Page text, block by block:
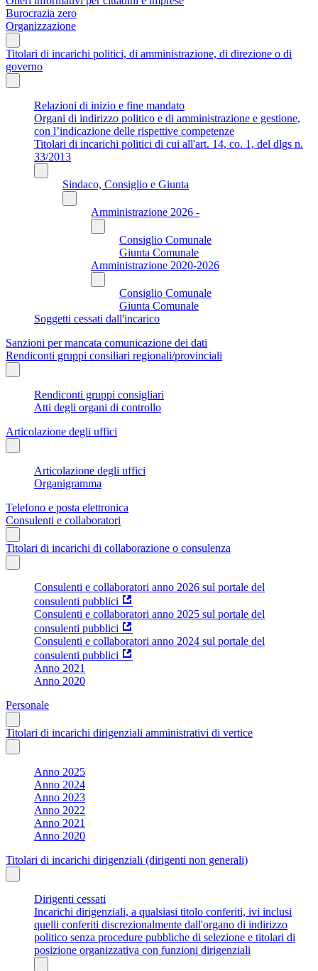
Burocrazia zero
Organizzazione
Titolari di incarichi politici, di amministrazione, di direzione o di
governo
Relazioni di inizio e fine mandato
Organi di indirizzo politico e di amministrazione e gestione,
con l’indicazione delle rispettive competenze
Titolari di incarichi politici di cui all'art. 14, co. 1, del dlgs n.
33/2013
Sindaco, Consiglio e Giunta
Amministrazione 2026 -
Consiglio Comunale
Giunta Comunale
Amministrazione 2020-2026
Consiglio Comunale
Giunta Comunale
Soggetti cessati dall'incarico
Sanzioni per mancata comunicazione dei dati
Rendiconti gruppi consiliari regionali/provinciali
Rendiconti gruppi consigliari
Atti degli organi di controllo
Articolazione degli uffici
Articolazione degli uffici
Organigramma
Telefono e posta elettronica
Consulenti e collaboratori
Titolari di incarichi di collaborazione o consulenza
Consulenti e collaboratori anno 2026 sul portale del
consulenti pubblici
Consulenti e collaboratori anno 2025 sul portale del
consulenti pubblici
Consulenti e collaboratori anno 2024 sul portale del
consulenti pubblici
Anno 2021
Anno 2020
Personale
Titolari di incarichi dirigenziali amministrativi di vertice
Anno 2025
Anno 2024
Anno 2023
Anno 2022
Anno 2021
Anno 2020
Titolari di incarichi dirigenziali (dirigenti non generali)
Dirigenti cessati
Incarichi dirigenziali, a qualsiasi titolo conferiti, ivi inclusi
quelli conferiti discrezionalmente dall'organo di indirizzo
politico senza procedure pubbliche di selezione e titolari di
posizione organizzativa con funzioni dirigenziali